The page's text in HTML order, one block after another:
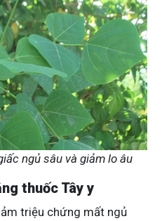
ngủ sâu và giảm lo âu
thuốc Tây y
triệu chứng mất ngủ